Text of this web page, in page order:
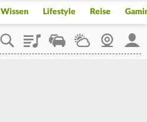
Wissen Lifestyle Reise
PlaylistStaupilotWetterWebcam